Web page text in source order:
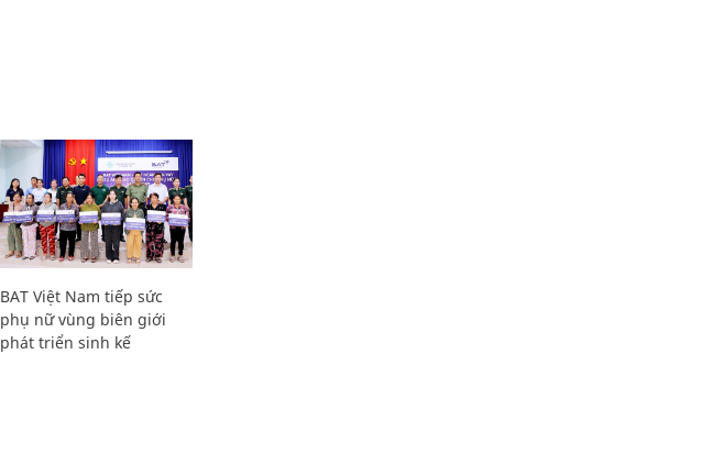
BAT Việt Nam tiếp sức
phụ nữ vùng biên giới
phát triển sinh kế